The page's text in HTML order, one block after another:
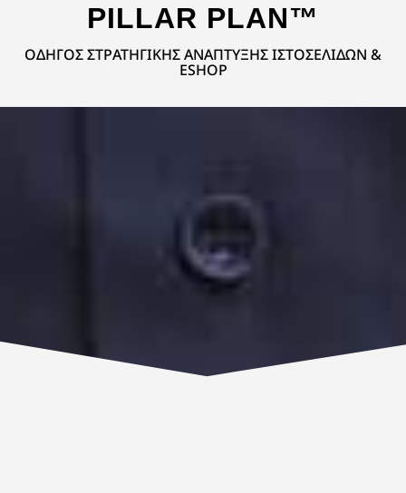
PILLAR PLAN™
ΟΔΗΓΟΣ ΣΤΡΑΤΗΓΙΚΗΣ ΑΝΑΠΤΥΞΗΣ ΙΣΤΟΣΕΛΙΔΩΝ &
ESHOP